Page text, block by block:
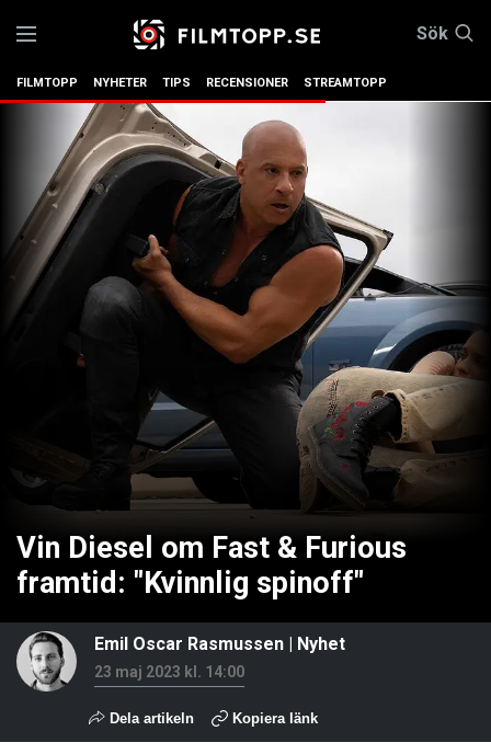
Sök
FILMTOPP NYHETER TIPS RECENSIONER STREAMTOPP
Vin Diesel om Fast & Furious
framtid: "Kvinnlig spinoff"
Emil Oscar Rasmussen | Nyhet
23 maj 2023 kl. 14:00
Dela artikeln Kopiera länk